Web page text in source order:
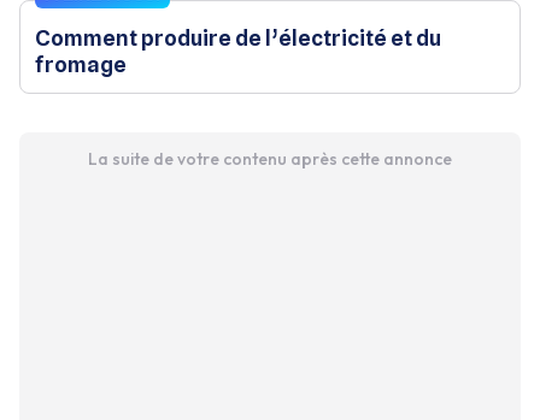
Comment produire de l’électricité et du
fromage
La suite de votre contenu après cette annonce